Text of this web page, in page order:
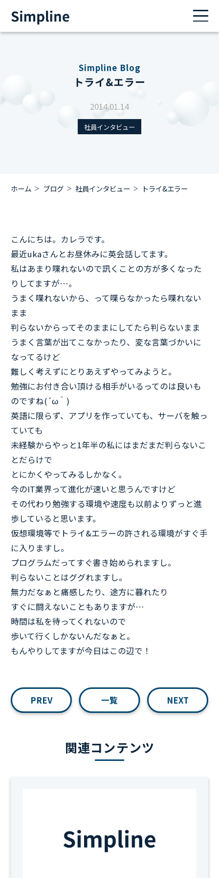
Simpline Blog
トライ&エラー
2014.01.14
社員インタビュー
ホーム ブログ 社員インタビュー トライ&エラー
こんにちは。カレラです。
最近ukaさんとお昼休みに英会話してます。
私はあまり喋れないので訊くことの方が多くなった
りしてますが…。
うまく喋れないから、って喋らなかったら喋れない
まま
判らないからってそのままにしてたら判らないまま
うまく言葉が出てこなかったり、変な言葉づかいに
なってるけど
難しく考えずにとりあえずやってみようと。
勉強にお付き合い頂ける相手がいるってのは良いも
のですね(´ω｀)
英語に限らず、アプリを作っていても、サーバを触っ
ていても
未経験からやっと1年半の私にはまだまだ判らないこ
とだらけで
とにかくやってみるしかなく。
今のIT業界って進化が速いと思うんですけど
その代わり勉強する環境や速度も以前よりずっと進
歩していると思います。
仮想環境等でトライ&エラーの許される環境がすぐ手
に入りますし。
プログラムだってすぐ書き始められますし。
判らないことはググれますし。
無力だなぁと痛感したり、途方に暮れたり
すぐに闘えないこともありますが…
時間は私を待ってくれないので
歩いて行くしかないんだなぁと。
もんやりしてますが今日はこの辺で！
PREV 一覧 NEXT
関連コンテンツ